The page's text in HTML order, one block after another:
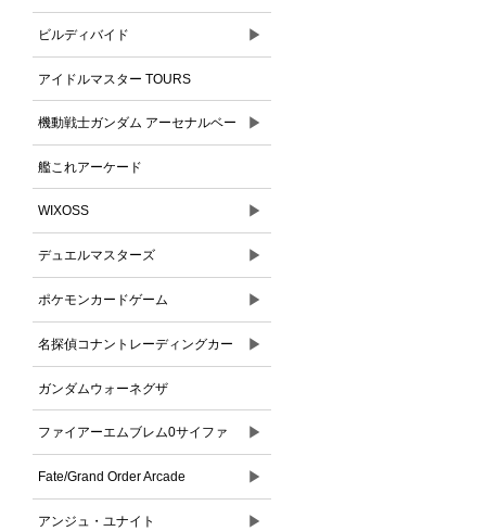
ビルディバイド ▶
アイドルマスター TOURS
機動戦士ガンダム アーセナルベー
ス
▶
艦これアーケード
WIXOSS ▶
デュエルマスターズ ▶
ポケモンカードゲーム ▶
名探偵コナントレーディングカー
ドゲーム
▶
ガンダムウォーネグザ
ファイアーエムブレム0サイファ ▶
Fate/Grand Order Arcade ▶
アンジュ・ユナイト ▶